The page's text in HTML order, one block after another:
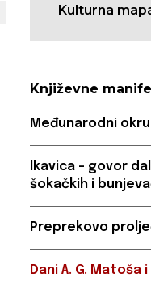
Kulturna
Književne
Međunarodni
Ikavica – govor
šokačkih i
Preprekovo
Dani A. G. Matoša